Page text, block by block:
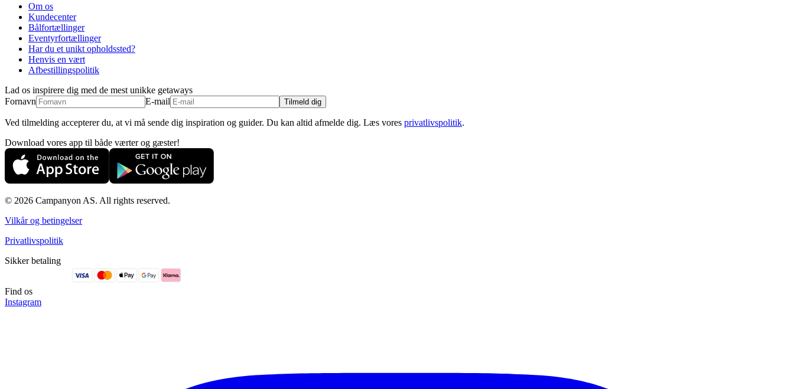
Om os
Kundecenter
Bålfortællinger
Eventyrfortællinger
Har du et unikt opholdssted?
Henvis en vært
Afbestillingspolitik
Lad os inspirere dig med de mest unikke getaways
Fornavn
E-mail Tilmeld dig
Ved tilmelding accepterer du, at vi må sende dig inspiration og guider. Du kan altid afmelde dig. Læs vores privatlivspolitik.
Download vores app til både værter og gæster!
© 2026 Campanyon AS. All rights reserved.
Vilkår og betingelser
Privatlivspolitik
Sikker betaling
Find os
Instagram